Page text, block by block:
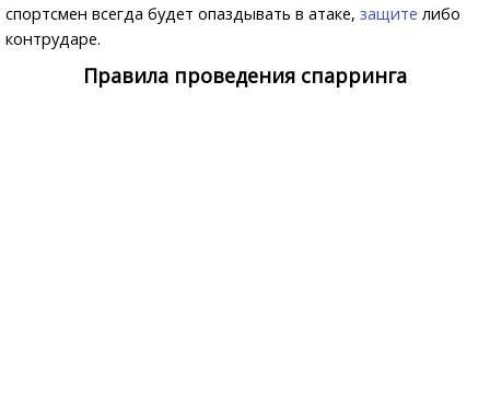
спортсмен всегда будет опаздывать в атаке, защите либо
контрударе.
Правила проведения спарринга